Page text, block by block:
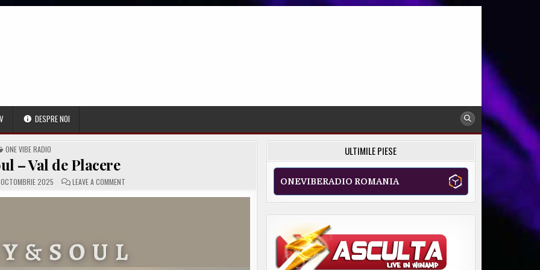
DESPRE NOI
POSTED
IN
ONE VIBE RADIO
– Val de Placere
2025 LEAVE A COMMENTON
&
ULTIMILE PIESE
ONEVIBERADIO ROMANIA